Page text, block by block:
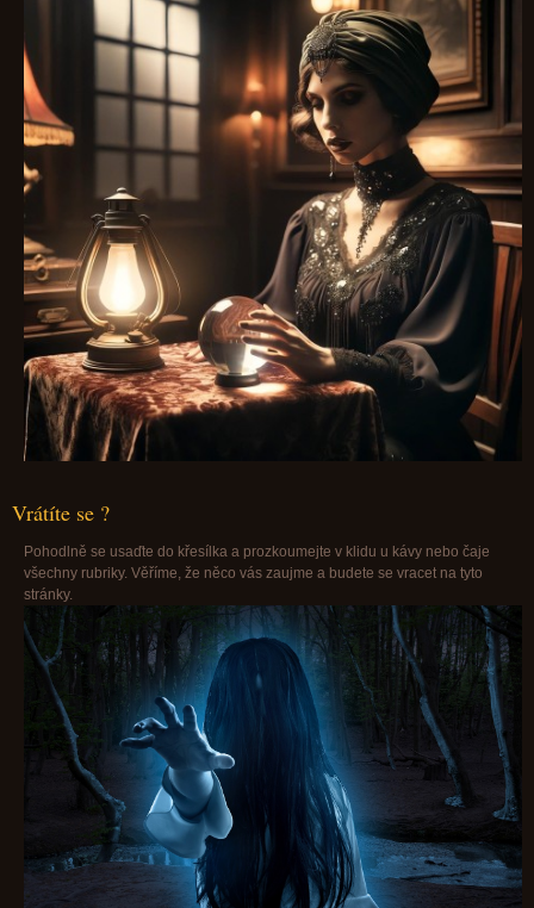
Vrátíte se ?
Pohodlně se usaďte do křesílka a prozkoumejte v klidu u kávy nebo čaje
všechny rubriky. Věříme, že něco vás zaujme a budete se vracet na tyto
stránky.